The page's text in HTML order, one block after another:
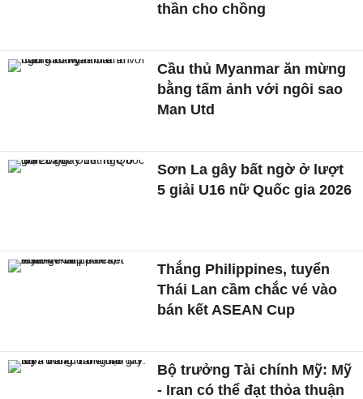
thần cho chồng
Cầu thủ Myanmar ăn mừng
bằng tấm ảnh với ngôi sao
Man Utd
Sơn La gây bất ngờ ở lượt
5 giải U16 nữ Quốc gia 2026
Thắng Philippines, tuyển
Thái Lan cầm chắc vé vào
bán kết ASEAN Cup
Bộ trưởng Tài chính Mỹ: Mỹ
- Iran có thể đạt thỏa thuận